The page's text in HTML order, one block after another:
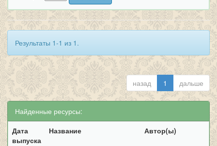
Результаты 1-1 из 1.
назад 1 дальше
Найденные ресурсы:
Дата
выпуска
Название Автор(ы)